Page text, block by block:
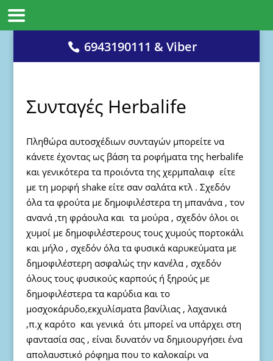
6943190111 & Viber
Συνταγές Herbalife
Πληθώρα αυτοσχέδιων συνταγών μπορείτε να
κάνετε έχοντας ως βάση τα ροφήματα της herbalife
και γενικότερα τα προιόντα της χερμπαλαιφ είτε
με τη μορφή shake είτε σαν σαλάτα κτλ . Σχεδόν
όλα τα φρούτα με δημοφιλέστερα τη μπανάνα , τον
ανανά ,τη φράουλα και τα μούρα , σχεδόν όλοι οι
χυμοί με δημοφιλέστερους τους χυμούς πορτοκάλι
και μήλο , σχεδόν όλα τα φυσικά καρυκεύματα με
δημοφιλέστερη ασφαλώς την κανέλα , σχεδόν
όλους τους φυσικούς καρπούς ή ξηρούς με
δημοφιλέστερα τα καρύδια και το
μοσχοκάρυδo,εκχυλίσματα βανίλιας , λαχανικά
,π.χ καρότο και γενικά ότι μπορεί να υπάρχει στη
φαντασία σας , είναι δυνατόν να δημιουργήσει ένα
απολαυστικό ρόφημα που το καλοκαίρι να